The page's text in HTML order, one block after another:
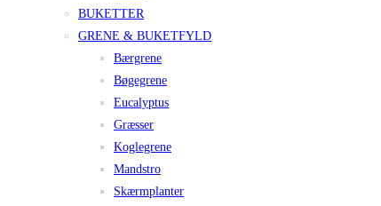
BUKETTER
GRENE & BUKETFYLD
Bærgrene
Bøgegrene
Eucalyptus
Græsser
Koglegrene
Mandstro
Skærmplanter